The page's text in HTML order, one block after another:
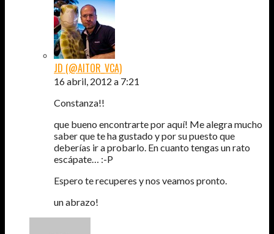
JD (@AITOR_VCA)
16 abril, 2012 a 7:21
Constanza!!
que bueno encontrarte por aquí! Me alegra mucho
saber que te ha gustado y por su puesto que
deberías ir a probarlo. En cuanto tengas un rato
escápate… :-P
Espero te recuperes y nos veamos pronto.
un abrazo!